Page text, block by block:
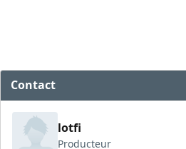
Contact
lotfi
Producteur